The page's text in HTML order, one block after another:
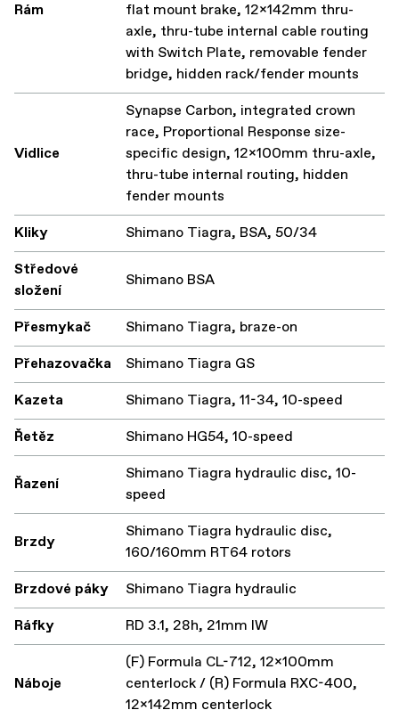
Rám
flat mount brake, 12x142mm thru-
axle, thru-tube internal cable routing
with Switch Plate, removable fender
bridge, hidden rack/fender mounts
Vidlice
Synapse Carbon, integrated crown
race, Proportional Response size-
specific design, 12x100mm thru-axle,
thru-tube internal routing, hidden
fender mounts
Kliky
Shimano Tiagra, BSA, 50/34
Středové
složení
Shimano BSA
Přesmykač
Shimano Tiagra, braze-on
Přehazovačka
Shimano Tiagra GS
Kazeta
Shimano Tiagra, 11-34, 10-speed
Řetěz
Shimano HG54, 10-speed
Řazení
Shimano Tiagra hydraulic disc, 10-
speed
Brzdy
Shimano Tiagra hydraulic disc,
160/160mm RT64 rotors
Brzdové páky
Shimano Tiagra hydraulic
Ráfky
RD 3.1, 28h, 21mm IW
Náboje
(F) Formula CL-712, 12x100mm
centerlock / (R) Formula RXC-400,
12x142mm centerlock